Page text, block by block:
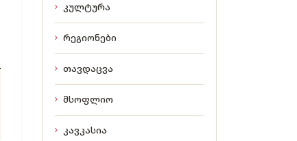
კულტურა
რეგიონები
თავდაცვა
მსოფლიო
კავკასია